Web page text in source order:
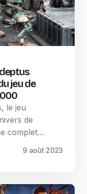
jeu de
le jeu
de
complet…
9 août 2023